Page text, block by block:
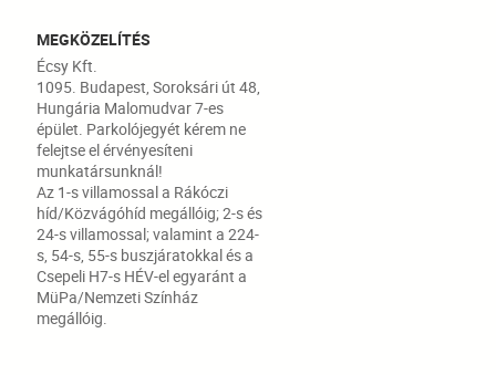
MEGKÖZELÍTÉS
Écsy Kft.
1095. Budapest, Soroksári út 48,
Hungária Malomudvar 7-es
épület. Parkolójegyét kérem ne
felejtse el érvényesíteni
munkatársunknál!
Az 1-s villamossal a Rákóczi
híd/Közvágóhíd megállóig; 2-s és
24-s villamossal; valamint a 224-
s, 54-s, 55-s buszjáratokkal és a
Csepeli H7-s HÉV-el egyaránt a
MüPa/Nemzeti Színház
megállóig.